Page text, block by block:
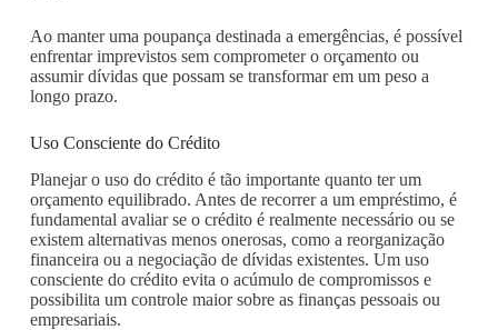
Ao manter uma poupança destinada a emergências, é possível
enfrentar imprevistos sem comprometer o orçamento ou
assumir dívidas que possam se transformar em um peso a
longo prazo.
Uso Consciente do Crédito
Planejar o uso do crédito é tão importante quanto ter um
orçamento equilibrado. Antes de recorrer a um empréstimo, é
fundamental avaliar se o crédito é realmente necessário ou se
existem alternativas menos onerosas, como a reorganização
financeira ou a negociação de dívidas existentes. Um uso
consciente do crédito evita o acúmulo de compromissos e
possibilita um controle maior sobre as finanças pessoais ou
empresariais.